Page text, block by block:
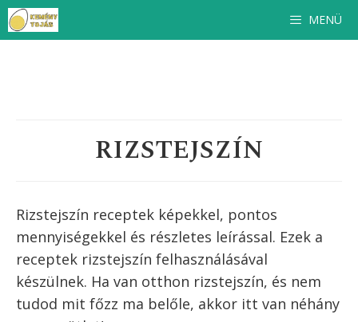
Kilépés
MENÜ
RIZSTEJSZÍN
Rizstejszín receptek képekkel, pontos
mennyiségekkel és részletes leírással. Ezek a
receptek rizstejszín felhasználásával
készülnek. Ha van otthon rizstejszín, és nem
tudod mit főzz ma belőle, akkor itt van néhány